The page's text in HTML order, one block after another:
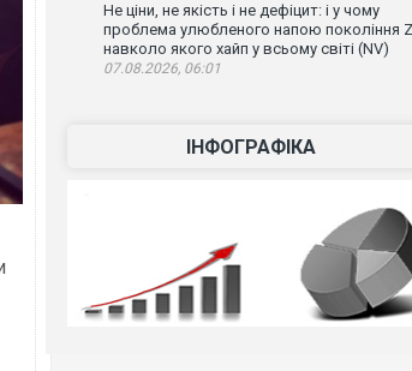
Не ціни, не якість і не дефіцит: і у чому
проблема улюбленого напою покоління
навколо якого хайп у всьому світі (NV)
07.08.2026, 06:01
ІНФОГРАФІКА